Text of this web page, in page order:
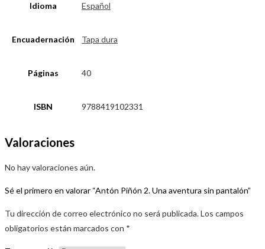
Idioma Español
Encuadernación Tapa dura
Páginas 40
ISBN 9788419102331
Valoraciones
No hay valoraciones aún.
Sé el primero en valorar “Antón Piñón 2. Una aventura sin pantalón”
Tu dirección de correo electrónico no será publicada.Los campos
obligatorios están marcados con *